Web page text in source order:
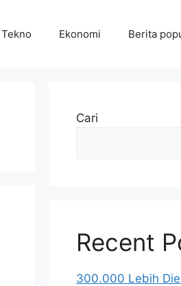
Tekno Ekonomi Berita
Cari
Recent
300.000 Lebih